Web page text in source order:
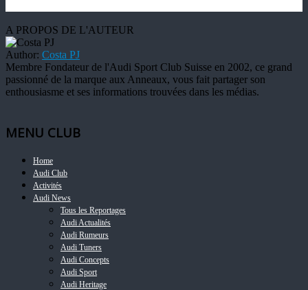
A PROPOS DE L'AUTEUR
Author: Costa PJ
Membre Fondateur de l'Audi Sport Club Suisse en 2002, ce grand
passionné de la marque aux Anneaux, vous fait partager son
enthousiasme et ses informations trouvées dans les médias.
MENU CLUB
Home
Audi Club
Activités
Audi News
Tous les Reportages
Audi Actualités
Audi Rumeurs
Audi Tuners
Audi Concepts
Audi Sport
Audi Heritage